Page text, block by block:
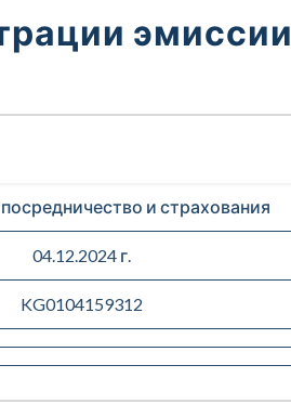
эмиссии
и страхования
04.12.2024 г.
KG0104159312